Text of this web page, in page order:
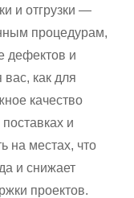
и отгрузки —
процедурам,
дефектов и
как для
качество
и
на местах, что
и снижает
проектов.